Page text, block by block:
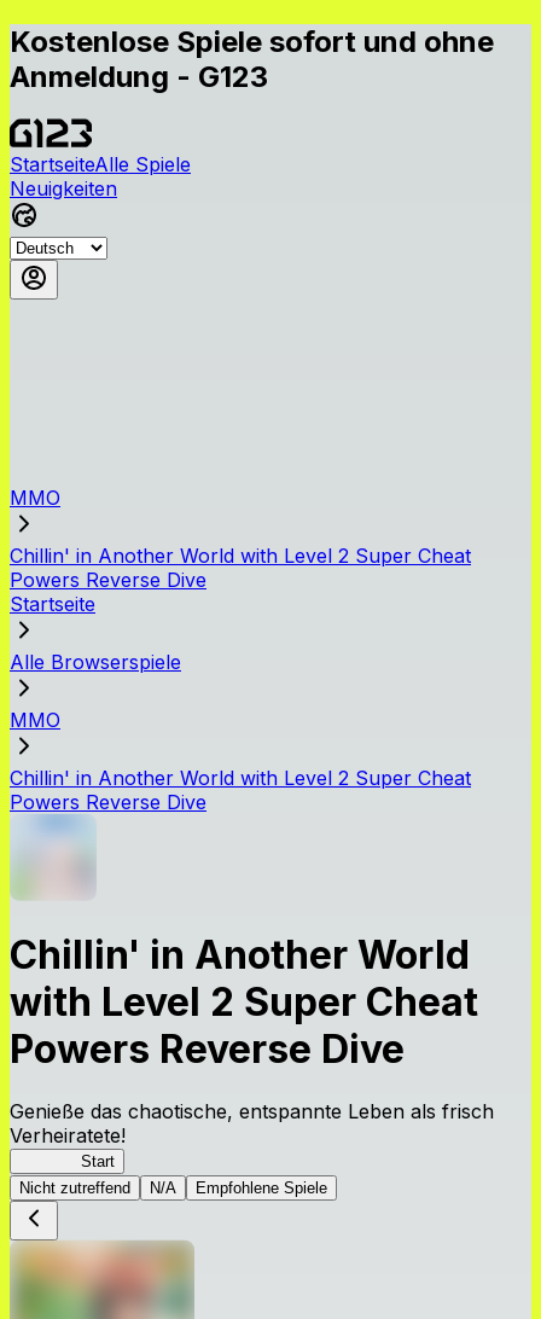
Kostenlose Spiele sofort und ohne
Anmeldung - G123
StartseiteAlle Spiele
Neuigkeiten
MMO
Chillin' in Another World with Level 2 Super Cheat
Powers Reverse Dive
Startseite
Alle Browserspiele
MMO
Chillin' in Another World with Level 2 Super Cheat
Powers Reverse Dive
Chillin' in Another World
with Level 2 Super Cheat
Powers Reverse Dive
Genieße das chaotische, entspannte Leben als frisch
Verheiratete!
Start
Nicht zutreffend
N/A Empfohlene Spiele